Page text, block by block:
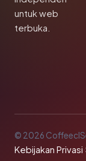
untuk web
terbuka.
© 2026
Kebijakan Privasi·